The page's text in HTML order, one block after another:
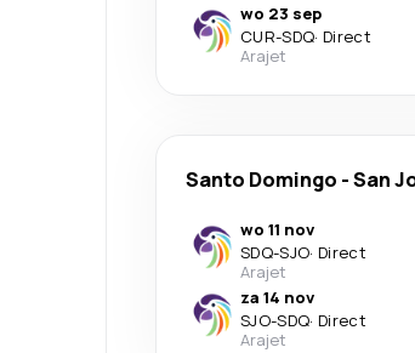
wo 23 sep
CUR-SDQ· Direct
Arajet
Santo Domingo -San
wo 11 nov
SDQ-SJO· Direct
Arajet
za 14 nov
SJO-SDQ· Direct
Arajet